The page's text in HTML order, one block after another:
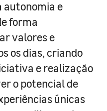
autonomia e
forma
valores e
os dias, criando
e realização
o potencial de
únicas